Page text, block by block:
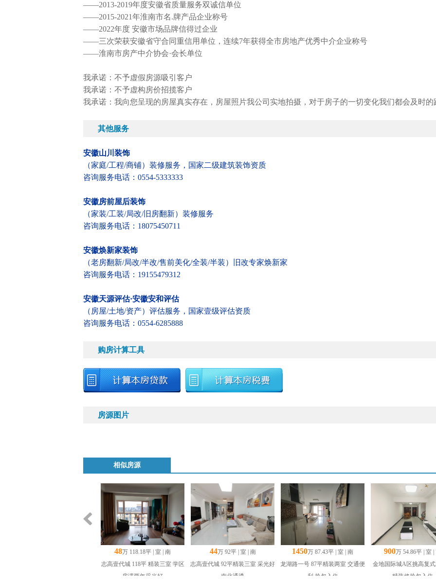
——2013-2019年度安徽省质量服务双诚信单位
——2015-2021年淮南市名.牌产品企业称号
——2022年度 安徽市场品牌信得过企业
——三次荣获安徽省守合同重信用单位，连续7年获得全市房地产优秀中介企业称号
——淮南市房产中介协会·会长单位
我承诺：不予虚假房源吸引客户
我承诺：不予虚构房价招揽客户
我承诺：我向您呈现的房屋真实存在，房屋照片我公司实地拍摄，对于房子的一切变化我们都会及时的
其他服务
安徽山川装饰
（家庭/工程/商铺）装修服务，国家二级建筑装饰资质
咨询服务电话：0554-5333333
安徽房前屋后装饰
（家装/工装/局改/旧房翻新）装修服务
咨询服务电话：18075450711
安徽焕新家装饰
（老房翻新/局改/半改/售前美化/全装/半装）旧改专家焕新家
咨询服务电话：19155479312
安徽天源评估·安徽安和评估
（房屋/土地/资产）评估服务，国家壹级评估资质
咨询服务电话：0554-6285888
购房计算工具
房源图片
相似房源
48万 118.18平 | 室 | 南
志高壹代城 118平 精装三室 学区
房满两年采光好
44万 92平 | 室 | 南
志高壹代城 92平精装三室 采光好
南北通透
1450万 87.43平 | 室 | 南
龙湖路一号 87平精装两室 交通便
利 拎包入住
900万 54.86平 | 室 |
金地国际城A区挑高复
精装修拎包入住